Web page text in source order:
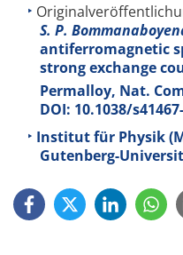
S. P.
antiferromagnetic
strong exchange
Permalloy, Nat.
DOI: 10.1038/
Institut für Physik
Gutenberg-